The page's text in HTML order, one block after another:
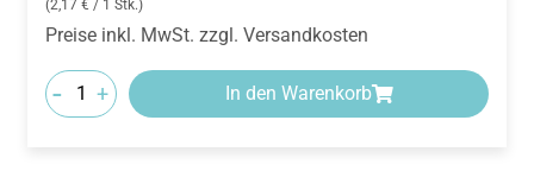
(2,17 € / 1 Stk.)
Preise inkl. MwSt. zzgl. Versandkosten
- + In den Warenkorb